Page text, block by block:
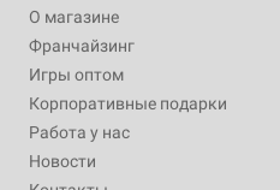
О магазине
Франчайзинг
Игры оптом
Корпоративные подарки
Работа у нас
Новости